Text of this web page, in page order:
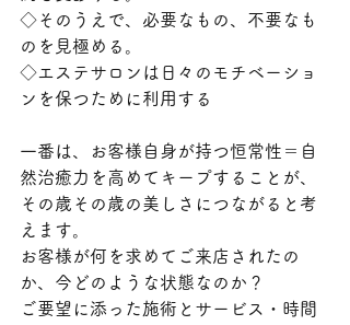
◇そのうえで、必要なもの、不要なも
のを見極める。
◇エステサロンは日々のモチベーショ
ンを保つために利用する
一番は、お客様自身が持つ恒常性＝自
然治癒力を高めてキープすることが、
その歳その歳の美しさにつながると考
えます。
お客様が何を求めてご来店されたの
か、今どのような状態なのか？
ご要望に添った施術とサービス・時間